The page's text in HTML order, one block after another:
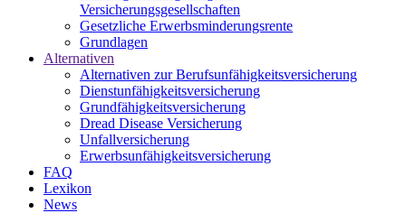
Versicherungsgesellschaften
Gesetzliche Erwerbsminderungsrente
Grundlagen
Alternativen
Alternativen zur Berufsunfähigkeitsversicherung
Dienstunfähigkeitsversicherung
Grundfähigkeitsversicherung
Dread Disease Versicherung
Unfallversicherung
Erwerbsunfähigkeitsversicherung
FAQ
Lexikon
News